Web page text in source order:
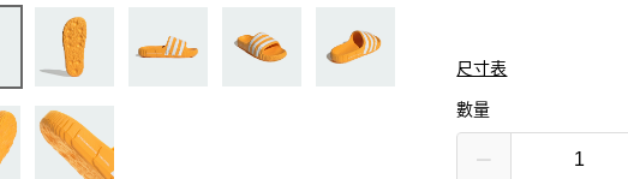
尺寸表
數量